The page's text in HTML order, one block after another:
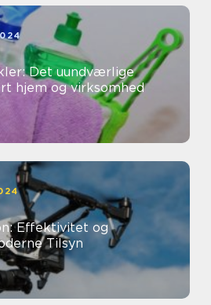
Det uundværlige
hjem og virksomhed
Effektivitet og
Tilsyn